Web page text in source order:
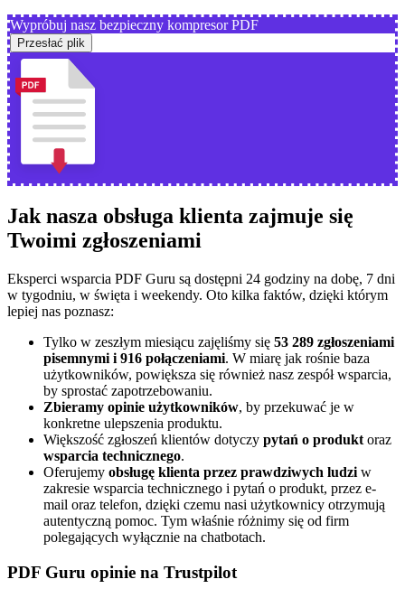
Wypróbuj nasz bezpieczny kompresor PDF
Przesłać plik
Jak nasza obsługa klienta zajmuje się
Twoimi zgłoszeniami
Eksperci wsparcia PDF Guru są dostępni 24 godziny na dobę, 7 dni
w tygodniu, w święta i weekendy. Oto kilka faktów, dzięki którym
lepiej nas poznasz:
Tylko w zeszłym miesiącu zajęliśmy się 53 289 zgłoszeniami
pisemnymi i 916 połączeniami. W miarę jak rośnie baza
użytkowników, powiększa się również nasz zespół wsparcia,
by sprostać zapotrzebowaniu.
Zbieramy opinie użytkowników, by przekuwać je w
konkretne ulepszenia produktu.
Większość zgłoszeń klientów dotyczy pytań o produkt oraz
wsparcia technicznego.
Oferujemy obsługę klienta przez prawdziwych ludzi w
zakresie wsparcia technicznego i pytań o produkt, przez e-
mail oraz telefon, dzięki czemu nasi użytkownicy otrzymują
autentyczną pomoc. Tym właśnie różnimy się od firm
polegających wyłącznie na chatbotach.
PDF Guru opinie na Trustpilot